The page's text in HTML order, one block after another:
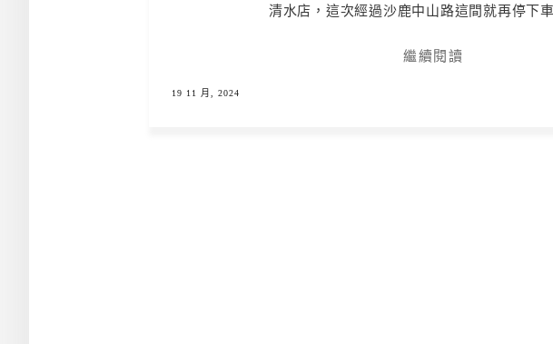
清水店，這次經過沙鹿中山路這間就再停下車
繼續閱讀
19 11 月, 2024